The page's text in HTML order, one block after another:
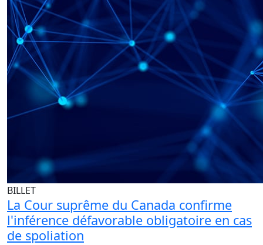
BILLET
La Cour suprême du Canada confirme
l'inférence défavorable obligatoire en cas
de spoliation